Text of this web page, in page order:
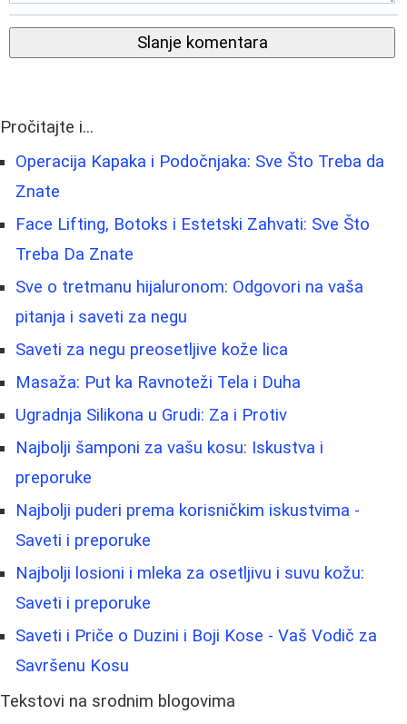
Slanje komentara
Pročitajte i...
Operacija Kapaka i Podočnjaka: Sve Što Treba da
Znate
Face Lifting, Botoks i Estetski Zahvati: Sve Što
Treba Da Znate
Sve o tretmanu hijaluronom: Odgovori na vaša
pitanja i saveti za negu
Saveti za negu preosetljive kože lica
Masaža: Put ka Ravnoteži Tela i Duha
Ugradnja Silikona u Grudi: Za i Protiv
Najbolji šamponi za vašu kosu: Iskustva i
preporuke
Najbolji puderi prema korisničkim iskustvima -
Saveti i preporuke
Najbolji losioni i mleka za osetljivu i suvu kožu:
Saveti i preporuke
Saveti i Priče o Duzini i Boji Kose - Vaš Vodič za
Savršenu Kosu
Tekstovi na srodnim blogovima